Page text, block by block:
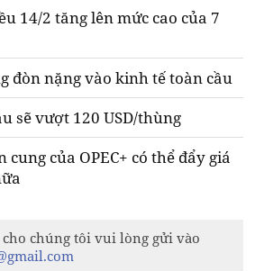
14/2 tăng lên mức cao của 7
đòn nặng vào kinh tế toàn cầu
sẽ vượt 120 USD/thùng
cung của OPEC+ có thể đẩy giá
chúng tôi vui lòng gửi vào